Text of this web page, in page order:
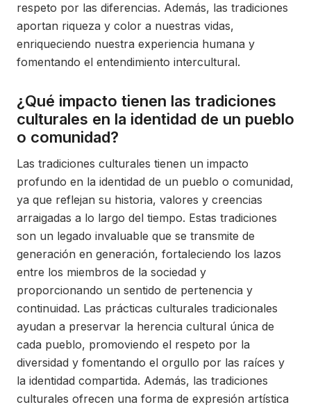
respeto por las diferencias. Además, las tradiciones
aportan riqueza y color a nuestras vidas,
enriqueciendo nuestra experiencia humana y
fomentando el entendimiento intercultural.
¿Qué impacto tienen las tradiciones
culturales en la identidad de un pueblo
o comunidad?
Las tradiciones culturales tienen un impacto
profundo en la identidad de un pueblo o comunidad,
ya que reflejan su historia, valores y creencias
arraigadas a lo largo del tiempo. Estas tradiciones
son un legado invaluable que se transmite de
generación en generación, fortaleciendo los lazos
entre los miembros de la sociedad y
proporcionando un sentido de pertenencia y
continuidad. Las prácticas culturales tradicionales
ayudan a preservar la herencia cultural única de
cada pueblo, promoviendo el respeto por la
diversidad y fomentando el orgullo por las raíces y
la identidad compartida. Además, las tradiciones
culturales ofrecen una forma de expresión artística